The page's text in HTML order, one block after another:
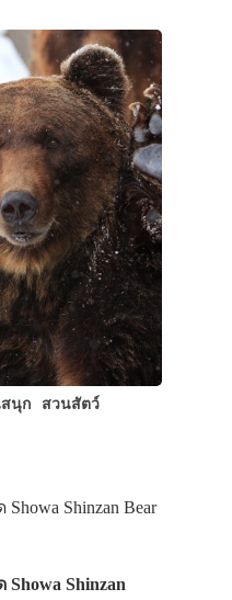
นุก สวนสัตว์
Shinzan Bear
Shinzan